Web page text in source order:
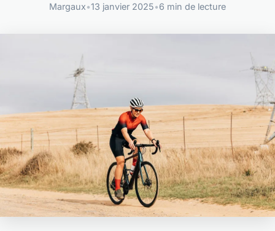
Margaux•13 janvier 2025•6 min de lecture